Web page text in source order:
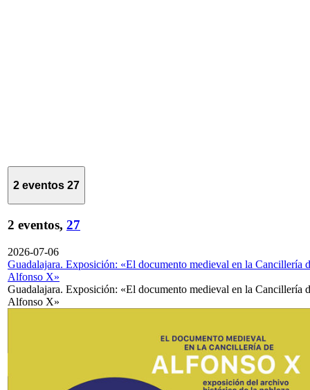
2 eventos 27
2 eventos, 27
2026-07-06
Guadalajara. Exposición: «El documento medieval en la Cancillería
Alfonso X»
Guadalajara. Exposición: «El documento medieval en la Cancillería
Alfonso X»